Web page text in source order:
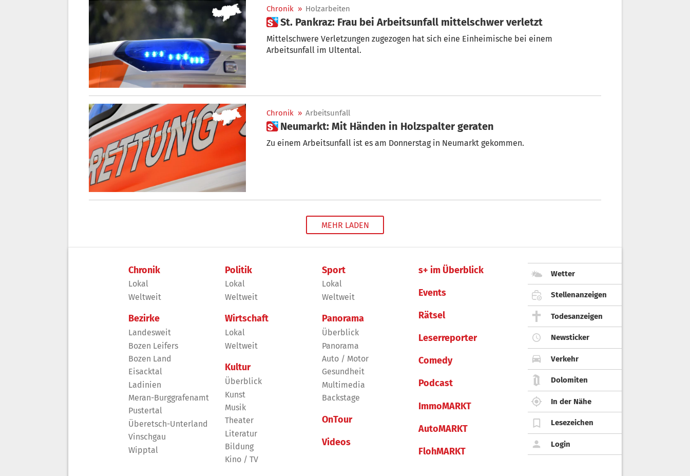
Chronik » Holzarbeiten
 St. Pankraz: Frau bei Arbeitsunfall mittelschwer verletzt
Mittelschwere Verletzungen zugezogen hat sich eine Einheimische bei einem
Arbeitsunfall im Ultental.
Chronik » Arbeitsunfall
 Neumarkt: Mit Händen in Holzspalter geraten
Zu einem Arbeitsunfall ist es am Donnerstag in Neumarkt gekommen.
MEHR LADEN
Chronik
Lokal
Weltweit
Bezirke
Landesweit
Bozen Leifers
Bozen Land
Eisacktal
Ladinien
Meran-Burggrafenamt
Pustertal
Überetsch-Unterland
Vinschgau
Wipptal
Politik
Lokal
Weltweit
Wirtschaft
Lokal
Weltweit
Kultur
Überblick
Kunst
Musik
Theater
Literatur
Bildung
Kino / TV
Sport
Lokal
Weltweit
Panorama
Überblick
Panorama
Auto / Motor
Gesundheit
Multimedia
Backstage
OnTour
Videos
s+ im Überblick
Events
Rätsel
Leserreporter
Comedy
Podcast
ImmoMARKT
AutoMARKT
FlohMARKT
Wetter
Stellenanzeigen
Todesanzeigen
Newsticker
Verkehr
Dolomiten
In der Nähe
Lesezeichen
Login